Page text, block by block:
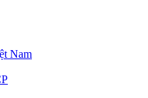
Nam